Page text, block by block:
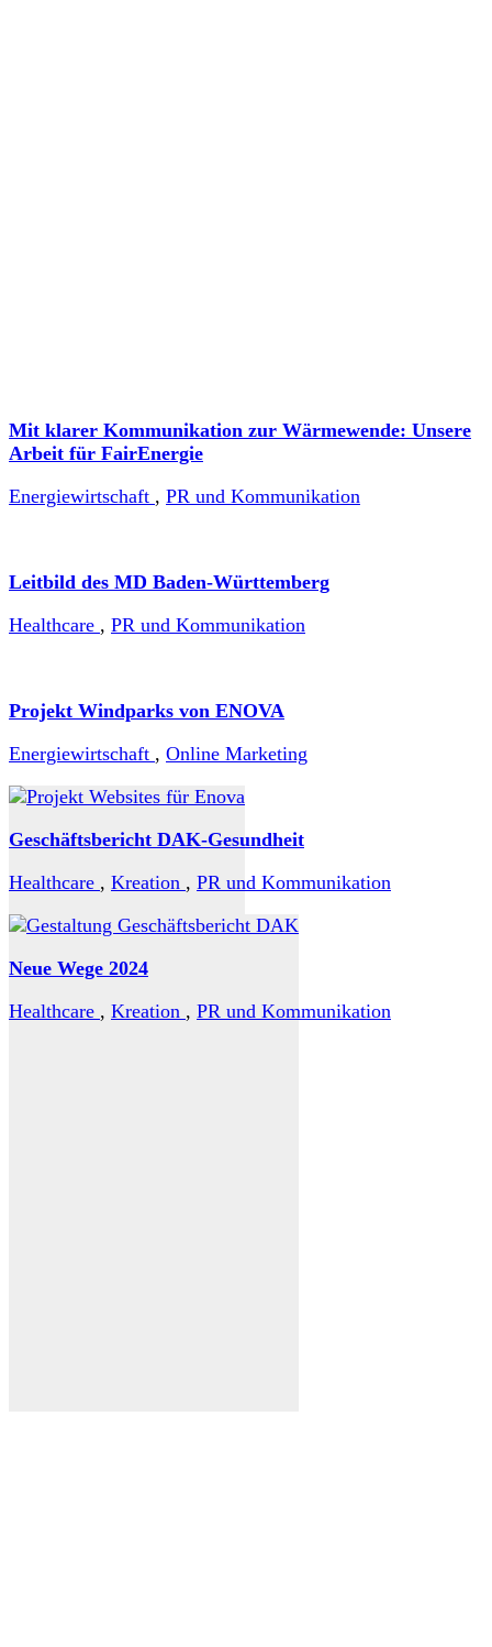
Mit klarer Kommunikation zur Wärmewende: Unsere
Arbeit für FairEnergie
Energiewirtschaft , PR und Kommunikation
Leitbild des MD Baden-Württemberg
Healthcare , PR und Kommunikation
Projekt Windparks von ENOVA
Energiewirtschaft , Online Marketing
Geschäftsbericht DAK-Gesundheit
Healthcare , Kreation , PR und Kommunikation
Neue Wege 2024
Healthcare , Kreation , PR und Kommunikation